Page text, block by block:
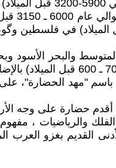
.
​​والبحر
"مهد الحضارة"،
حضارة على وجه
والرياضيات ،
القديم بغزو